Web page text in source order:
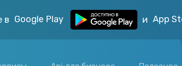
в Google Play и App